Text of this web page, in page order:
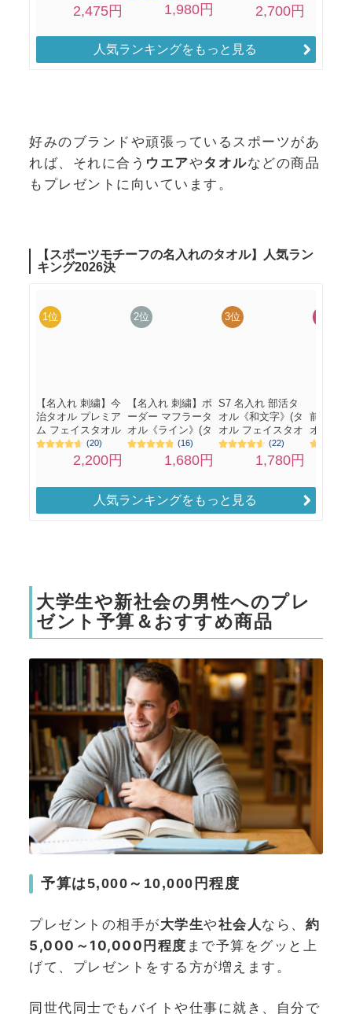
人気ランキングをもっと見る
好みのブランドや頑張っているスポーツがあ
れば、それに合う ウエアやタオルなどの商品
もプレゼントに向いています。
人気ランキングをもっと見る
大学生や新社会の男性へのプレ
ゼント予算＆おすすめ商品
予算は5,000～10,000円程度
プレゼントの相手が大学生や社会人 なら、 約
5,000～10,000円程度 まで予算をグッと上
げて、プレゼントをする方が増えます。
同世代同士でもバイトや仕事に就き、自分で